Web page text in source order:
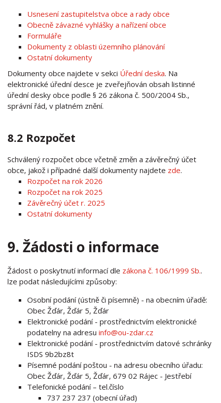
Usnesení zastupitelstva obce a rady obce
Obecně závazné vyhlášky a nařízení obce
Formuláře
Dokumenty z oblasti územního plánování
Ostatní dokumenty
Dokumenty obce najdete v sekci Úřední deska. Na
elektronické úřední desce je zveřejňován obsah listinné
úřední desky obce podle § 26 zákona č. 500/2004 Sb.,
správní řád, v platném znění.
8.2 Rozpočet
Schválený rozpočet obce včetně změn a závěrečný účet
obce, jakož i případné další dokumenty najdete zde.
Rozpočet na rok 2026
Rozpočet na rok 2025
Závěrečný účet r. 2025
Ostatní dokumenty
9. Žádosti o informace
Žádost o poskytnutí informací dle zákona č. 106/1999 Sb..
lze podat následujícími způsoby:
Osobní podání (ústně či písemně) - na obecním úřadě:
Obec Žďár, Žďár 5, Žďár
Elektronické podání - prostřednictvím elektronické
podatelny na adresu info@ou-zdar.cz
Elektronické podání - prostřednictvím datové schránky
ISDS 9b2bz8t
Písemné podání poštou - na adresu obecního úřadu:
Obec Žďár, Žďár 5, Žďár, 679 02 Rájec - Jestřebí
Telefonické podání – tel.číslo
737 237 237 (obecní úřad)